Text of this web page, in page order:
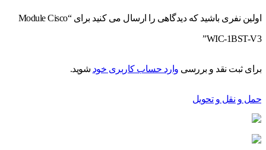
اولین نفری باشید که دیدگاهی را ارسال می کنید برای “Module Cisco
WIC-1BST-V3”
برای ثبت نقد و بررسی وارد حساب کاربری خود شوید.
حمل و نقل و تحویل